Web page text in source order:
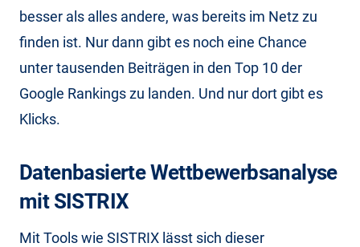
besser als alles andere, was bereits im Netz zu
finden ist. Nur dann gibt es noch eine Chance
unter tausenden Beiträgen in den Top 10 der
Google Rankings zu landen. Und nur dort gibt es
Klicks.
Datenbasierte Wettbewerbsanalyse
mit SISTRIX
Mit Tools wie SISTRIX lässt sich dieser